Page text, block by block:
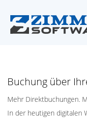
Buchung über
Mehr Direktbuchungen.
In der heutigen digitalen